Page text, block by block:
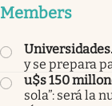
Members
Universidades.
y se prepara
u$s 150
sola”: será la